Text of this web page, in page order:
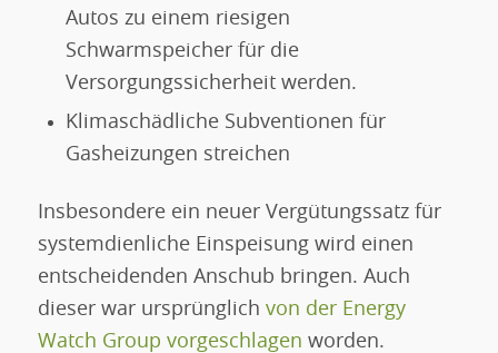
Autos zu einem riesigen
Schwarmspeicher für die
Versorgungssicherheit werden.
Klimaschädliche Subventionen für
Gasheizungen streichen
Insbesondere ein neuer Vergütungssatz für
systemdienliche Einspeisung wird einen
entscheidenden Anschub bringen. Auch
dieser war ursprünglich von der Energy
Watch Group vorgeschlagen worden.